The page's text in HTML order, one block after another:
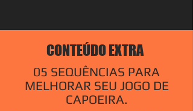
CONTEÚDO EXTRA
05 SEQUÊNCIAS PARA
MELHORAR SEU JOGO DE
CAPOEIRA.